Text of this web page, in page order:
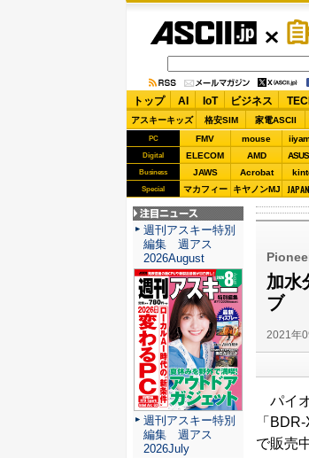
自
トップ AI IoT ビジネス
アスキーキッズ 格安SIM 家電ASCII
PC FMV mouse
Digital ELECOM AMD
Business JAWS Acrobat
Special マカフィー キヤノンMJ
加水
ブ
2021年
パイ
「
で販売
注目ニュース
週刊アスキー特別
編集 週アス
2026August
週刊アスキー特別
編集 週アス
2026July